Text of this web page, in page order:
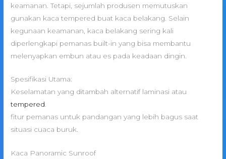
keamanan. Tetapi, sejumlah produsen memutuskan
gunakan kaca tempered buat kaca belakang. Selain
kegunaan keamanan, kaca belakang sering kali
diperlengkapi pemanas built-in yang bisa membantu
melenyapkan embun atau es pada keadaan dingin.
Spesifikasi Utama:
Keselamatan yang ditambah alternatif laminasi atau
tempered.
fitur pemanas untuk pandangan yang lebih bagus saat
situasi cuaca buruk.
Kaca Panoramic Sunroof